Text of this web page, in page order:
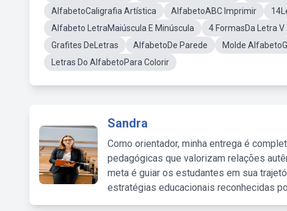
AlfabetoCaligrafia Artística
AlfabetoABC Imprimir
Alfabeto LetraMaiúscula E Minúscula
4 FormasDa Letra V
Grafites DeLetras
AlfabetoDe Parede Molde
Letras Do AlfabetoPara Colorir
Sandra
Como orientador, minha entrega é
pedagógicas que valorizam relações
meta é guiar os estudantes em sua
estratégias educacionais reconhecidas